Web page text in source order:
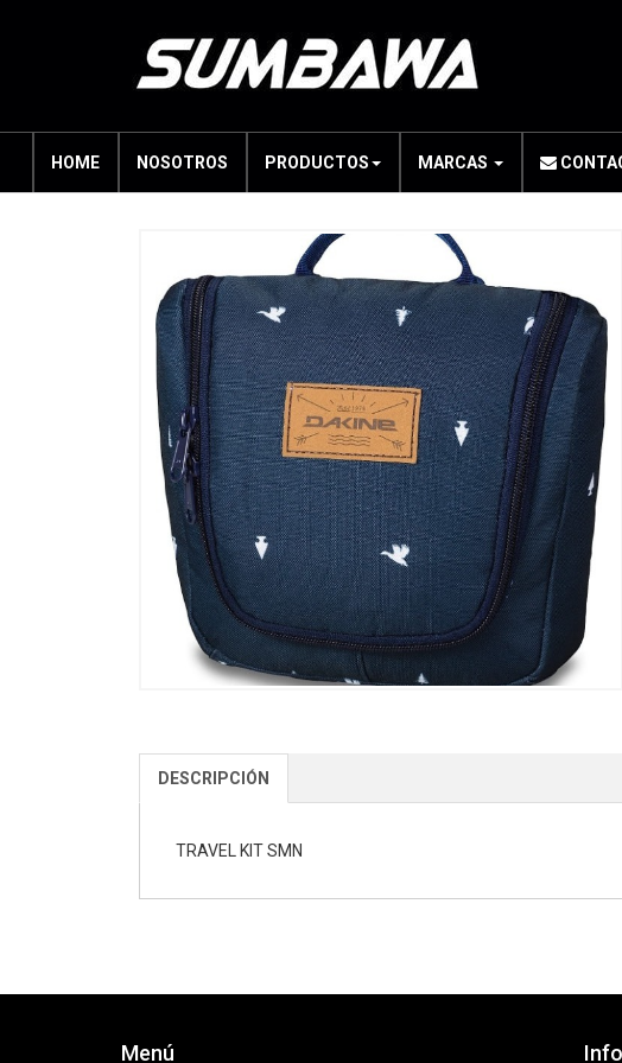
HOME NOSOTROS PRODUCTOS MARCAS
DESCRIPCIÓN
TRAVEL KIT SMN
Menú